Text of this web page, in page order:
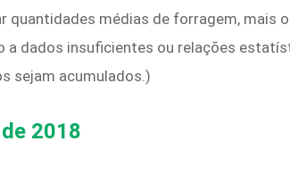
quantidades médias de forragem, mais
a dados insuficientes ou relações
sejam acumulados.)
2018